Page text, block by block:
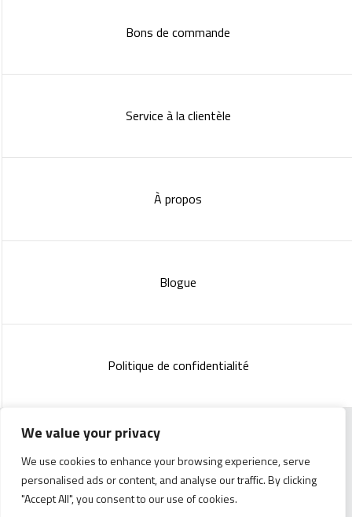
We value your privacy
We use cookies to enhance your browsing experience, serve
personalised ads or content, and analyse our traffic. By clicking
"Accept All", you consent to our use of cookies.
Bons de commande
Service à la clientèle
À propos
Blogue
Politique de confidentialité
Copyright 2023 :Standish Communications& Mélissa
Lachance